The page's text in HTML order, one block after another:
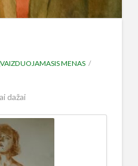
VAIZDUOJAMASIS MENAS
dažai